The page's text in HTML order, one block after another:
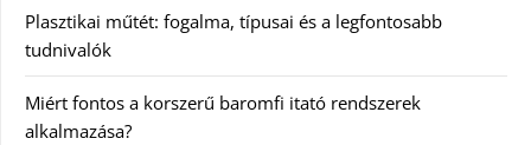
Plasztikai műtét: fogalma, típusai és a legfontosabb
tudnivalók
Miért fontos a korszerű baromfi itató rendszerek
alkalmazása?